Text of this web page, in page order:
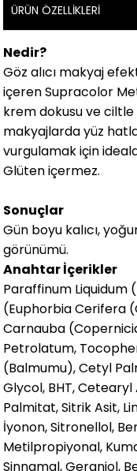
ÜRÜN ÖZELLIKLERI
Nedir?
Göz alıcı makyaj
içeren Supracolor
krem dokusu ve
makyajlarda yüz
vurgulamak için
Glüten içermez.
Sonuçlar
Gün boyu kalıcı,
görünümü.
Anahtar İçerikler
Paraffinum Liquidum
(Euphorbia Cerifera
Carnauba
Petrolatum,
(Balmumu), Cetyl
Glycol, BHT,
Palmitat, Sitrik Asit,
İyonon, Sitronellol,
Metilpropiyonal,
Sinnamal, Geraniol,